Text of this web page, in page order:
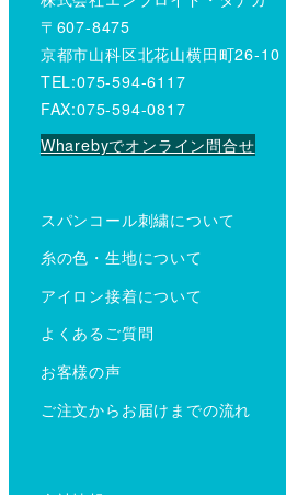
〒607-8475
京都市山科区北花山横田町26-10
TEL:075-594-6117
FAX:075-594-0817
Wharebyでオンライン問合せ
スパンコール刺繍について
糸の色・生地について
アイロン接着について
よくあるご質問
お客様の声
ご注文からお届けまでの流れ